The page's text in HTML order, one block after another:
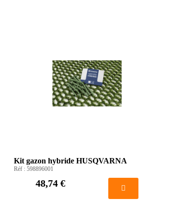
Kit gazon hybride HUSQVARNA
Réf : 598896001
48,74 €